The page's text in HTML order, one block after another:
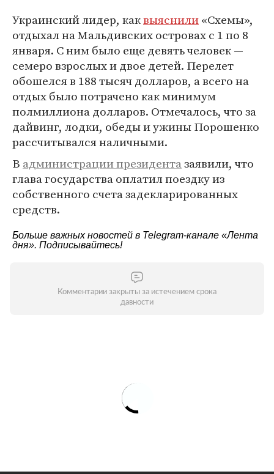
Украинский лидер, каквыяснили«Схемы»,
отдыхал на Мальдивских островах с 1 по 8
января. С ним было еще девять человек —
семеро взрослых и двое детей. Перелет
обошелся в 188 тысяч долларов, а всего на
отдых было потрачено как минимум
полмиллиона долларов. Отмечалось, что за
дайвинг, лодки, обеды и ужины Порошенко
рассчитывался наличными.
В администрации президентазаявили, что
глава государства оплатил поездку из
собственного счета задекларированных
средств.
Больше важных новостей в Telegram-канале «Лента
дня». Подписывайтесь!
Комментарии закрыты за истечением срока
давности